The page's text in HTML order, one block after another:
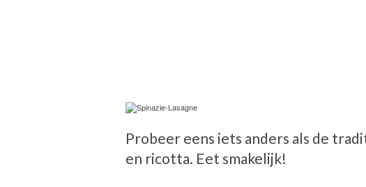
Probeer eens iets anders als de
en ricotta. Eet smakelijk!